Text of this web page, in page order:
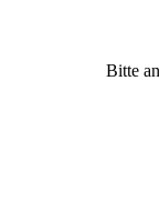
Bitte